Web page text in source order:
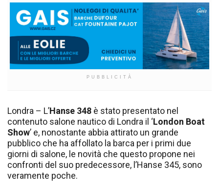
PUBBLICITÀ
Londra – L’Hanse 348 è stato presentato nel
contenuto salone nautico di Londra il ‘London Boat
Show’ e, nonostante abbia attirato un grande
pubblico che ha affollato la barca per i primi due
giorni di salone, le novità che questo propone nei
confronti del suo predecessore, l’Hanse 345, sono
veramente poche.